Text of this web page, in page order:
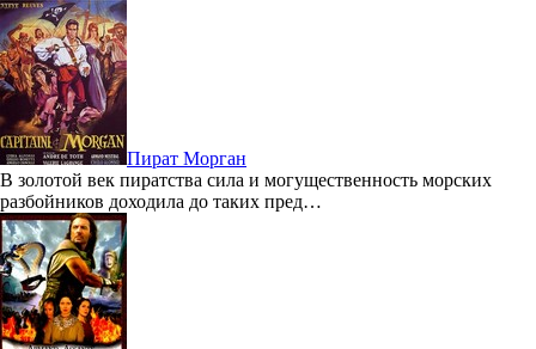
Пират Морган
В золотой век пиратства сила и могущественность морских
разбойников доходила до таких пред…